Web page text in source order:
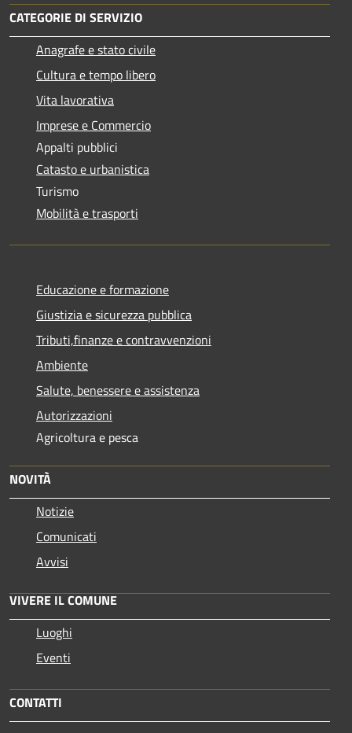
CATEGORIE DI SERVIZIO
Anagrafe e stato civile
Cultura e tempo libero
Vita lavorativa
Imprese e Commercio
Appalti pubblici
Catasto e urbanistica
Turismo
Mobilità e trasporti
Educazione e formazione
Giustizia e sicurezza pubblica
Tributi,finanze e contravvenzioni
Ambiente
Salute, benessere e assistenza
Autorizzazioni
Agricoltura e pesca
NOVITÀ
Notizie
Comunicati
Avvisi
VIVERE IL COMUNE
Luoghi
Eventi
CONTATTI